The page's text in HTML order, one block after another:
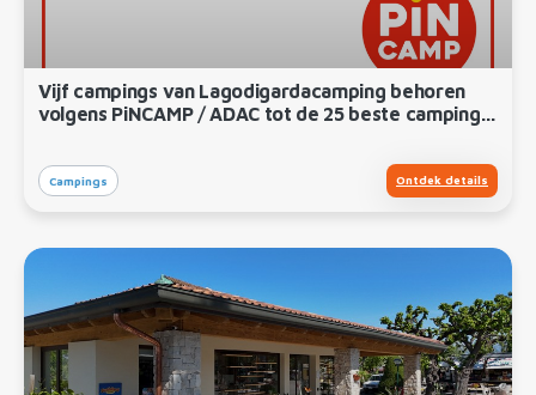
Vijf campings van Lagodigardacamping behoren
volgens PiNCAMP / ADAC tot de 25 beste campings
Campings Ontdek details